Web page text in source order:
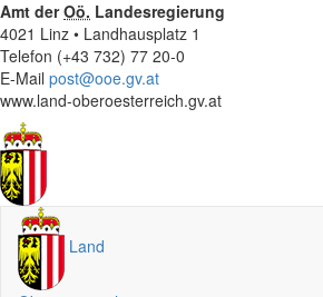
Amt derOö. Landesregierung
4021 Linz • Landhausplatz 1
Telefon (+43 732) 77 20-0
E-Mail post@ooe.gv.at
www.land-oberoesterreich.gv.at
Land